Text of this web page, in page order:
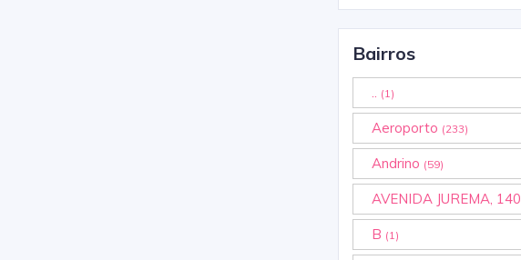
Bairros
.. (1)
Aeroporto (233)
Andrino (59)
AVENIDA JUREMA, 140
B (1)